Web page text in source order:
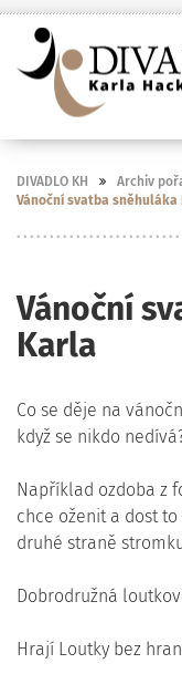
DIVADLO KH Archiv
Vánoční svatba sněhuláka
Vánoční
Karla
Co se děje na
když se nikdo
Například ozdoba z
chce oženit a dost
druhé straně
Dobrodružná
Hrají Loutky bez